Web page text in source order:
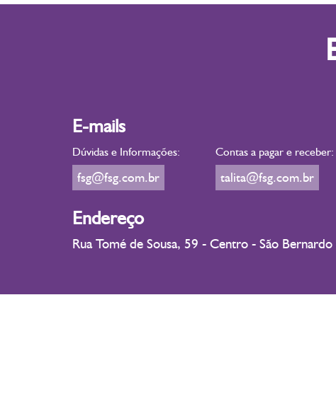
E-mails
Dúvidas e Informações:
fsg@fsg.com.br
Contas a pagar e receber:
talita@fsg.com.br
Endereço
Rua Tomé de Sousa, 59 - Centro - São